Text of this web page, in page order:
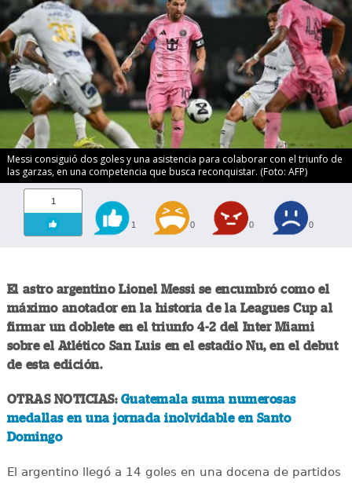
Messi consiguió dos goles y una asistencia para colaborar con el triunfo de
las garzas, en una competencia que busca reconquistar. (Foto: AFP)
1
1 0 0 0
El astro argentino Lionel Messi se encumbró como el
máximo anotador en la historia de la Leagues Cup al
firmar un doblete en el triunfo 4-2 del Inter Miami
sobre el Atlético San Luis en el estadio Nu, en el debut
de esta edición.
OTRAS NOTICIAS: Guatemala suma numerosas
medallas en una jornada inolvidable en Santo
Domingo
El argentino llegó a 14 goles en una docena de partidos